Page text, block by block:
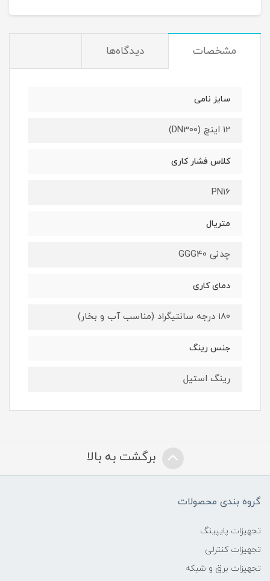
مشخصات دیدگاه‌ها
سایز نامی
12 اینچ (DN300)
کلاس فشار کاری
PN16
متریال
چدنی GGG40
دمای کاری
180 درجه سانتیگراد (مناسب آب و بخار)
جنس رینگ
رینگ استیل
برگشت به بالا
گروه بندی محصولات
تجهیزات پایپینگ
تجهیزات کنترلی
تجهیزات برق و شبکه